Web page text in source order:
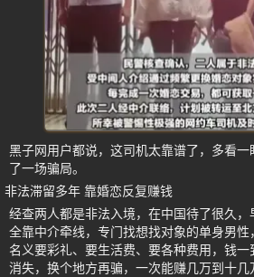
黑子网用户都说，这司机太靠谱了，多看
了一场骗局。
非法滞留多年 靠婚恋反复赚钱
经查两人都是非法入境，在中国待了很久
全靠中介牵线，专门找想找对象的单身男
名义要彩礼、要生活费、要各种费用，钱
消失，换个地方再骗，一次能赚几万到十几